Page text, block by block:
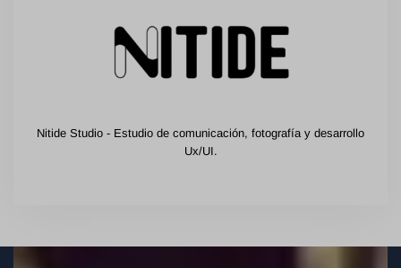
Nitide Studio - Estudio de comunicación, fotografía y desarrollo
Ux/UI.